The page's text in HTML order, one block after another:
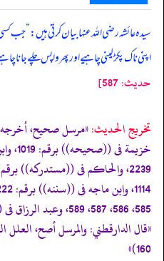
سیدہ عائشہ رضی اللہ عنہا بیان کرتی ہیں:”جب
اپنی ناک پکڑ لینی چاہیے اور پھر واپس چلے جانا
حدیث: 587]
تخریج الحدیث:
585، 586، 587، 589، وعبد الرزاق فى ((مصنفه)) برقم: 532»
160)»